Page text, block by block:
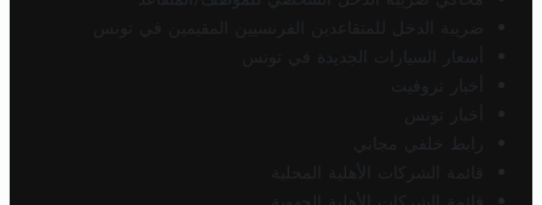
ضريبة الدخل للمتقاعدين الفرنسيين المقيمين في تونس
أسعار السيارات الجديدة في تونس
أخبار تروفيت
أخبار تونس
رابط خلفي مجاني
قائمة الشركات الأهلية المحلية